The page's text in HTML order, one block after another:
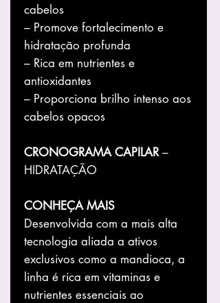
cabelos
– Promove fortalecimento e
hidratação profunda
– Rica em nutrientes e
antioxidantes
– Proporciona brilho intenso aos
cabelos opacos
CRONOGRAMA CAPILAR–
HIDRATAÇÃO
CONHEÇA MAIS
Desenvolvida com a mais alta
tecnologia aliada a ativos
exclusivos como a mandioca, a
linha é rica em vitaminas e
nutrientes essenciais ao